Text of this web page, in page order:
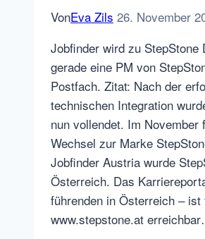
VonEva Zils 26. November
Jobfinder wird zu StepStone
gerade eine PM von
Postfach. Zitat: Nach der
technischen Integration
nun vollendet. Im November
Wechsel zur Marke
Jobfinder Austria wurde
Österreich. Das
führenden in Österreich –
www.stepstone.at